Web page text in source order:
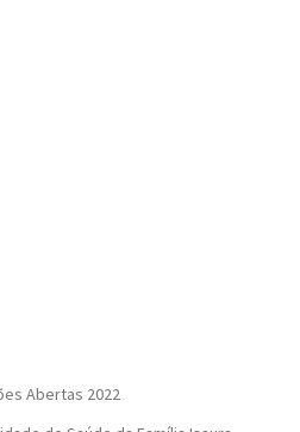
Abertas 2022